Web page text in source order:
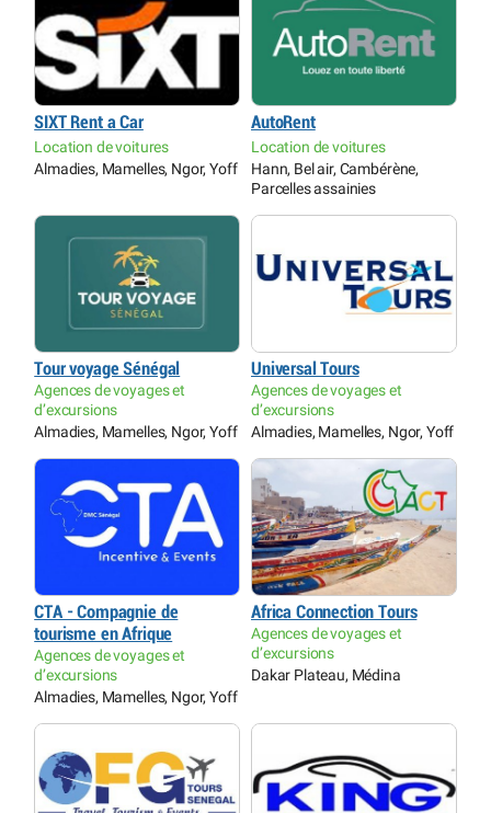
SIXT Rent a Car
Location de voitures
Almadies, Mamelles, Ngor, Yoff
AutoRent
Location de voitures
Hann, Bel air, Cambérène,
Parcelles assainies
Tour voyage Sénégal
Agences de voyages et
d’excursions
Almadies, Mamelles, Ngor, Yoff
Universal Tours
Agences de voyages et
d’excursions
Almadies, Mamelles, Ngor, Yoff
CTA - Compagnie de
tourisme en Afrique
Agences de voyages et
d’excursions
Almadies, Mamelles, Ngor, Yoff
Africa Connection Tours
Agences de voyages et
d’excursions
Dakar Plateau, Médina